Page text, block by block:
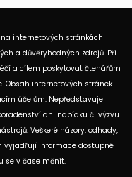
internetových stránkách
a důvěryhodných zdrojů. Při
a cílem poskytovat čtenářům
Obsah internetových stránek
účelům. Nepředstavuje
ani nabídku či výzvu
Veškeré názory, odhady,
vyjadřují informace dostupné
se v čase měnit.